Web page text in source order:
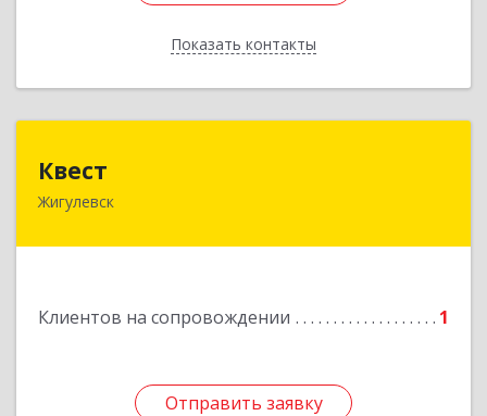
Показать контакты
Назад
Квест
Жигулевск
Клиентов на сопровождении 1
Отправить заявку
445350, Самарская обл., Жигулевск, ул.Пушкина,
Отправить заявку